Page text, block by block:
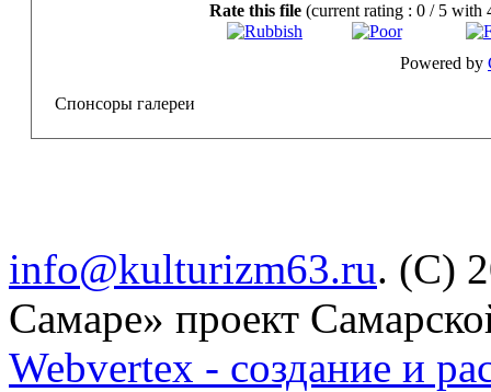
Rate this file (current rating : 0 / 5 with
Powered by
Спонсоры галереи
info@kulturizm63.ru. (C)
Самаре» проект
Webvertex - создание и